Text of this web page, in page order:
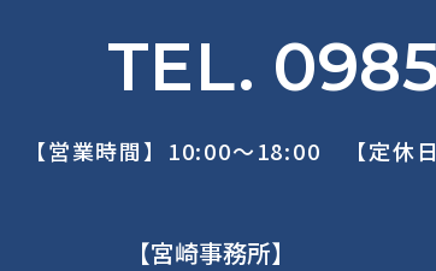
TEL.
【営業時間】10:00～18:00 【定休
【宮崎事務所】